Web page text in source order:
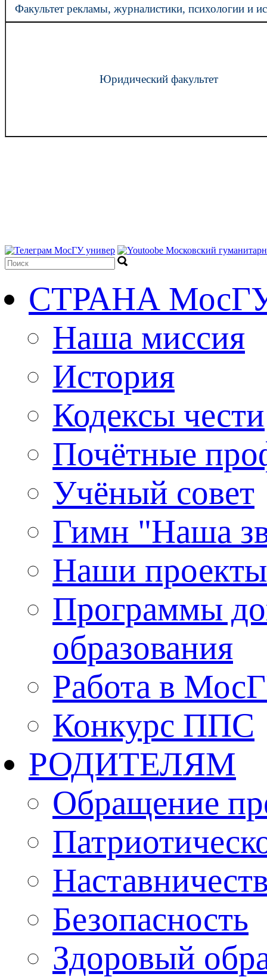
Факультет рекламы, журналистики, психологии и
Юридический факультет
СТРАНА
Наша миссия
История
Кодексы чести
Почётные
Учёный совет
Гимн "Наша
Наши проекты
Программы
образования
Работа в
Конкурс ППС
РОДИТЕЛЯМ
Обращение
Безопасность
Здоровый